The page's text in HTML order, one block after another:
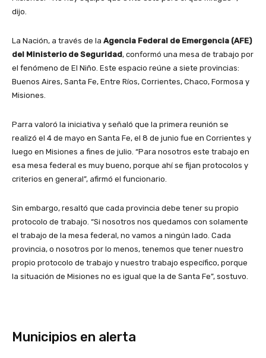
dijo.
La Nación, a través de la Agencia Federal de Emergencia (AFE)
del Ministerio de Seguridad, conformó una mesa de trabajo por
el fenómeno de El Niño. Este espacio reúne a siete provincias:
Buenos Aires, Santa Fe, Entre Ríos, Corrientes, Chaco, Formosa y
Misiones.
Parra valoró la iniciativa y señaló que la primera reunión se
realizó el 4 de mayo en Santa Fe, el 8 de junio fue en Corrientes y
luego en Misiones a fines de julio. “Para nosotros este trabajo en
esa mesa federal es muy bueno, porque ahí se fijan protocolos y
criterios en general”, afirmó el funcionario.
Sin embargo, resaltó que cada provincia debe tener su propio
protocolo de trabajo. “Si nosotros nos quedamos con solamente
el trabajo de la mesa federal, no vamos a ningún lado. Cada
provincia, o nosotros por lo menos, tenemos que tener nuestro
propio protocolo de trabajo y nuestro trabajo específico, porque
la situación de Misiones no es igual que la de Santa Fe”, sostuvo.
Municipios en alerta